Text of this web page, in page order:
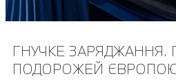
ГНУЧКЕ ЗАРЯДЖАННЯ.
ПОДОРОЖЕЙ